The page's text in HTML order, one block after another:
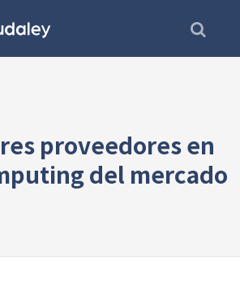
proveedores en
del mercado